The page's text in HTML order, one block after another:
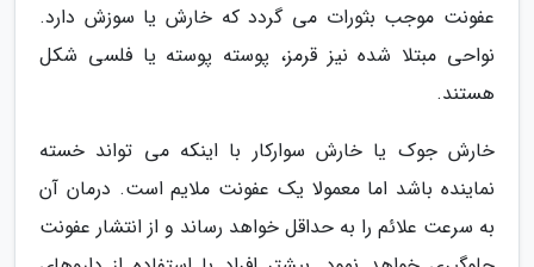
عفونت موجب بثورات می گردد که خارش یا سوزش دارد.
نواحی مبتلا شده نیز قرمز، پوسته پوسته یا فلسی شکل
هستند.
خارش جوک یا خارش سوارکار با اینکه می تواند خسته
نماینده باشد اما معمولا یک عفونت ملایم است. درمان آن
به سرعت علائم را به حداقل خواهد رساند و از انتشار عفونت